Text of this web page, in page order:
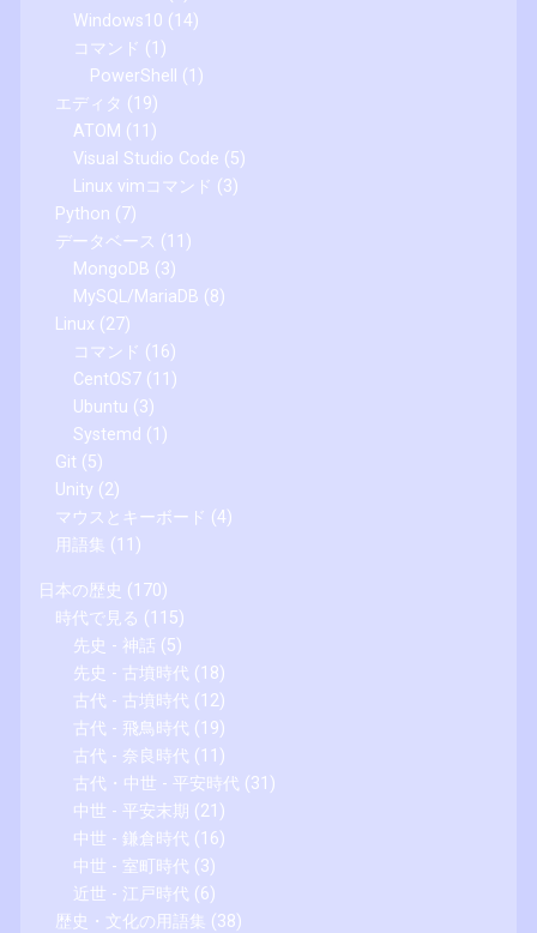
Windows10 (14)
コマンド (1)
PowerShell (1)
エディタ (19)
ATOM (11)
Visual Studio Code (5)
Linux vimコマンド (3)
Python (7)
データベース (11)
MongoDB (3)
MySQL/MariaDB (8)
Linux (27)
コマンド (16)
CentOS7(11)
Ubuntu (3)
Systemd (1)
Git (5)
Unity (2)
マウスとキーボード (4)
用語集 (11)
日本の歴史 (170)
時代で見る (115)
先史 - 神話 (5)
先史 - 古墳時代 (18)
古代 - 古墳時代 (12)
古代 - 飛鳥時代 (19)
古代 - 奈良時代 (11)
古代・中世 - 平安時代 (31)
中世 - 平安末期 (21)
中世 - 鎌倉時代 (16)
中世 - 室町時代 (3)
近世 - 江戸時代 (6)
歴史・文化の用語集 (38)